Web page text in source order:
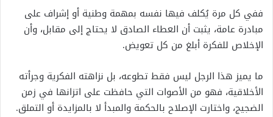
ففي كل مرة يُكلف فيها نفسه بمهمة وطنية أو إشراف على
مبادرة عامة، يثبت أن العطاء الصادق لا يحتاج إلى مقابل، وأن
الإخلاص للفكرة أبلغ من كل تعويض.
ما يميز هذا الرجل ليس فقط تطوعه، بل نزاهته الفكرية وجرأته
الأخلاقية، فهو من الأصوات التي حافظت على اتزانها في زمن
الضجيج، واختارت الإصلاح بالحكمة والمبدأ لا بالمزايدة أو التملق.